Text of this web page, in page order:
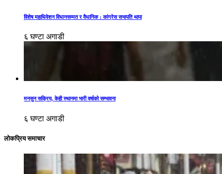
विशेष महाधिवेशन विधानसम्मत र वैधानिक : कांग्रेस सभापति थापा
६ घण्टा अगाडी
मनसुन सक्रिय, केही स्थानमा भारी वर्षाको सम्भावना
६ घण्टा अगाडी
लोकप्रिय समाचार